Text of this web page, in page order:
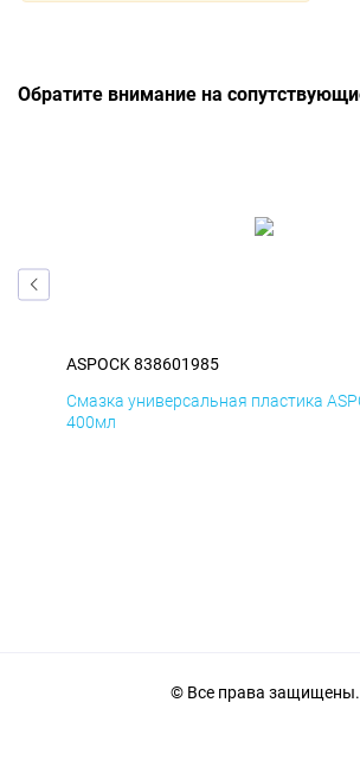
Обратите внимание на
ASPOCK 838601985
Смазка универсальная пластика
400мл
© Все права защищены.